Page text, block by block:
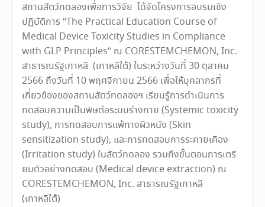
สถานสัตว์ทดลองเพื่อการวิจัย ได้จัดโครงการอบรมเชิง
ปฏิบัติการ “The Practical Education Course of
Medical Device Toxicity Studies in Compliance
with GLP Principles” ณ CORESTEMCHEMON, Inc.
สาธารณรัฐเกาหลี (เกาหลีใต้) ในระหว่างวันที่ 30 ตุลาคม
2566 ถึงวันที่ 10 พฤศจิกายน 2566 เพื่อให้บุคลากรที่
เกี่ยวข้องของสถานสัตว์ทดลองฯ เรียนรู้การดำเนินการ
ทดสอบความเป็นพิษต่อระบบร่างกาย (Systemic toxicity
study), การทดสอบการแพ้ทางผิวหนัง (Skin
sensitization study), และการทดสอบการระคายเคือง
(Irritation study) ในสัตว์ทดลอง รวมถึงขั้นตอนการเตรี
ยมตัวอย่างทดสอบ (Medical device extraction) ณ
CORESTEMCHEMON, Inc. สาธารณรัฐเกาหลี
(เกาหลีใต้)